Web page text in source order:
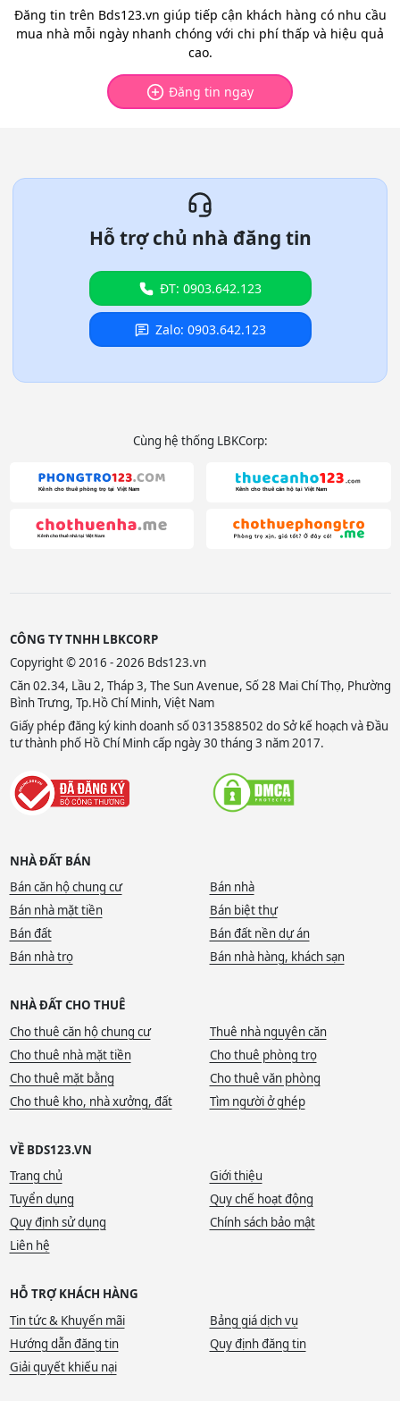
Đăng tin trên Bds123.vn giúp tiếp cận khách hàng có nhu cầu
mua nhà mỗi ngày nhanh chóng với chi phí thấp và hiệu quả
cao.
Đăng tin ngay
Hỗ trợ chủ nhà đăng tin
ĐT: 0903.642.123
Zalo: 0903.642.123
Cùng hệ thống LBKCorp:
CÔNG TY TNHH LBKCORP
Copyright © 2016 - 2026 Bds123.vn
Căn 02.34, Lầu 2, Tháp 3, The Sun Avenue, Số 28 Mai Chí Thọ, Phường
Bình Trưng, Tp.Hồ Chí Minh, Việt Nam
Giấy phép đăng ký kinh doanh số 0313588502 do Sở kế hoạch và Đầu
tư thành phố Hồ Chí Minh cấp ngày 30 tháng 3 năm 2017.
NHÀ ĐẤT BÁN
Bán căn hộ chung cư
Bán nhà
Bán nhà mặt tiền
Bán biệt thự
Bán đất
Bán đất nền dự án
Bán nhà trọ
Bán nhà hàng, khách sạn
NHÀ ĐẤT CHO THUÊ
Cho thuê căn hộ chung cư
Thuê nhà nguyên căn
Cho thuê nhà mặt tiền
Cho thuê phòng trọ
Cho thuê mặt bằng
Cho thuê văn phòng
Cho thuê kho, nhà xưởng, đất
Tìm người ở ghép
VỀ BDS123.VN
Trang chủ
Giới thiệu
Tuyển dụng
Quy chế hoạt động
Quy định sử dụng
Chính sách bảo mật
Liên hệ
HỖ TRỢ KHÁCH HÀNG
Tin tức & Khuyến mãi
Bảng giá dịch vụ
Hướng dẫn đăng tin
Quy định đăng tin
Giải quyết khiếu nại